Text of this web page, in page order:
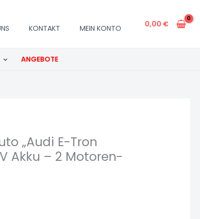
KONTAKT MEIN KONTO 0,00 €
ANGEBOTE
„Audi E-Tron
Akku – 2 Motoren-